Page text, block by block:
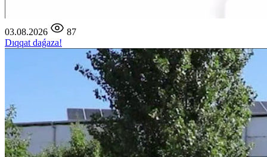
03.08.2026
87
Dıqqat daǵaza!